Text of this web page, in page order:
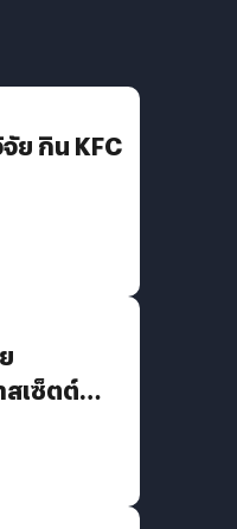
ย กิน KFC
เซ็ตต์